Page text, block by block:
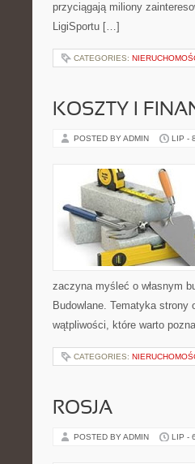
przyciągają miliony
LigiSportu […]
CATEGORIES:
KOSZTY I
POSTED BY ADMIN LIP -
zaczyna myśleć o własnym
Budowlane. Tematyka strony
wątpliwości, które warto
CATEGORIES:
ROSJA
POSTED BY ADMIN LIP -